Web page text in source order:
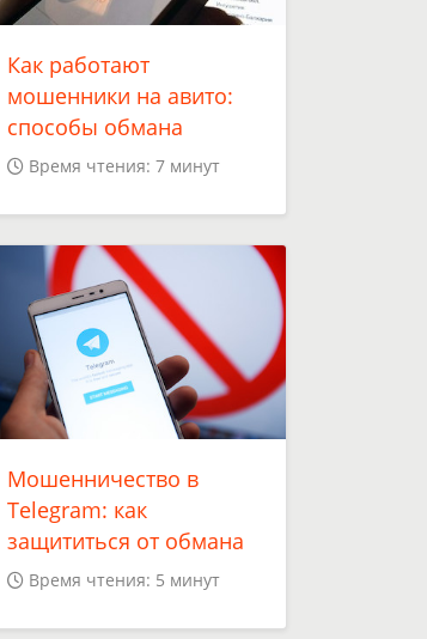
Как работают
мошенники на авито:
способы обмана
Время чтения: 7 минут
Мошенничество в
Telegram: как
защититься от обмана
Время чтения: 5 минут